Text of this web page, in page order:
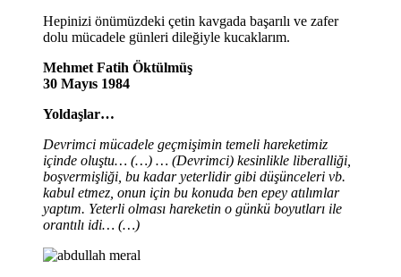
Hepinizi önümüzdeki çetin kavgada başarılı ve zafer
dolu mücadele günleri dileğiyle kucaklarım.
Mehmet Fatih Öktülmüş
30 Mayıs 1984
Yoldaşlar…
Devrimci mücadele geçmişimin temeli hareketimiz
içinde oluştu… (…) … (Devrimci) kesinlikle liberalliği,
boşvermişliği, bu kadar yeterlidir gibi düşünceleri vb.
kabul etmez, onun için bu konuda ben epey atılımlar
yaptım. Yeterli olması hareketin o günkü boyutları ile
orantılı idi… (…)